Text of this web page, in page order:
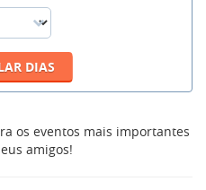
os eventos mais importantes
amigos!